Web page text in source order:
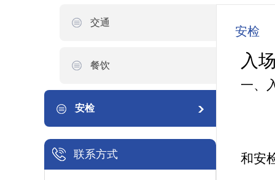
交通
餐饮
安检
联系方式
安检
入
一、
和安